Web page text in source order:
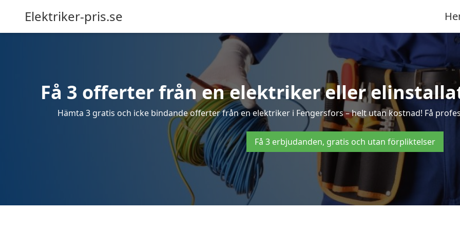
Elektriker-pris.se
Få 3 offerter från en elektriker eller
Hämta 3 gratis och icke bindande offerter från en elektriker i Fengersfors – helt utan kostnad! Få
Få 3 erbjudanden, gratis och utan förpliktelser